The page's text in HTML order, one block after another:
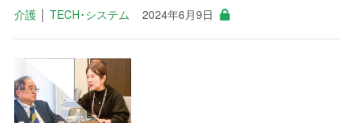
介護│ TECH･システム 2024年6月9日